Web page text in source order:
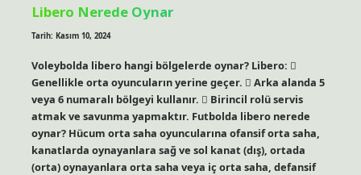
Libero Nerede Oynar
Tarih: Kasım 10, 2024
Voleybolda libero hangi bölgelerde oynar? Libero: 
Genellikle orta oyuncuların yerine geçer.  Arka alanda 5
veya 6 numaralı bölgeyi kullanır.  Birincil rolü servis
atmak ve savunma yapmaktır. Futbolda libero nerede
oynar? Hücum orta saha oyuncularına ofansif orta saha,
kanatlarda oynayanlara sağ ve sol kanat (dış), ortada
(orta) oynayanlara orta saha veya iç orta saha, defansif